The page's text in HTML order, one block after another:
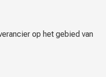
op het gebied van